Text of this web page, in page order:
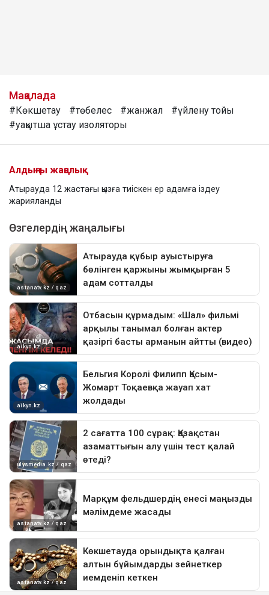
Мақалада
#Көкшетау #төбелес #жанжал
#үйлену тойы
#уақытша ұстау изоляторы
Алдыңғы жаңалық
Атырауда 12 жастағы қызға тиіскен ер адамға іздеу
жарияланды